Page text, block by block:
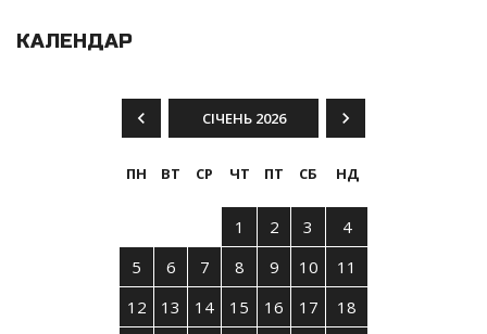
КАЛЕНДАР
СІЧЕНЬ 2026
ПН ВТ СР ЧТ ПТ СБ НД
1 2 3
4
5
6 7 8 9 10
11
12
13 14 15 16 17
18